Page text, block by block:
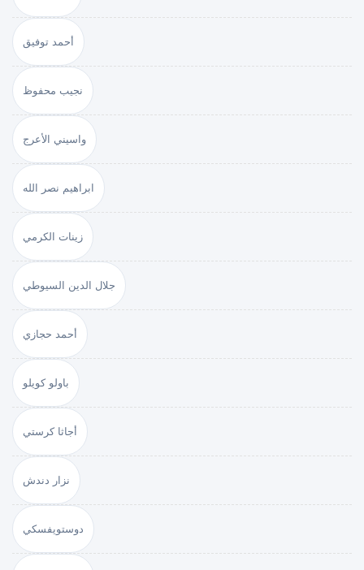
أحمد توفيق
نجيب محفوظ
واسيني الأعرج
ابراهيم نصر الله
زينات الكرمي
جلال الدين السيوطي
أحمد حجازي
باولو كويلو
أجاثا كرستي
نزار دندش
دوستويفسكي